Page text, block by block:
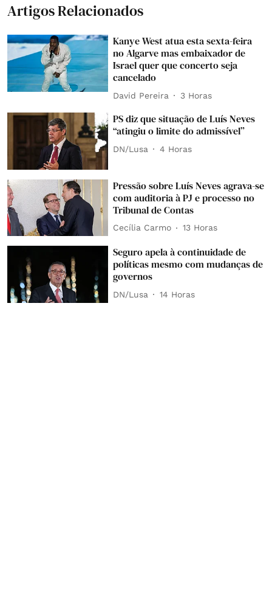
Artigos Relacionados
Kanye West atua esta sexta-feira
no Algarve mas embaixador de
Israel quer que concerto seja
cancelado
David Pereira 3 Horas
PS diz que situação de Luís Neves
“atingiu o limite do admissível”
DN/Lusa 4 Horas
Pressão sobre Luís Neves agrava-se
com auditoria à PJ e processo no
Tribunal de Contas
Cecília Carmo 13 Horas
Seguro apela à continuidade de
políticas mesmo com mudanças de
governos
DN/Lusa 14 Horas